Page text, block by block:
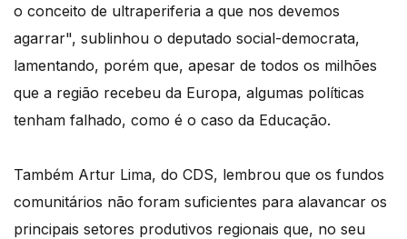
o conceito de ultraperiferia a que nos devemos
agarrar", sublinhou o deputado social-democrata,
lamentando, porém que, apesar de todos os milhões
que a região recebeu da Europa, algumas políticas
tenham falhado, como é o caso da Educação.
Também Artur Lima, do CDS, lembrou que os fundos
comunitários não foram suficientes para alavancar os
principais setores produtivos regionais que, no seu